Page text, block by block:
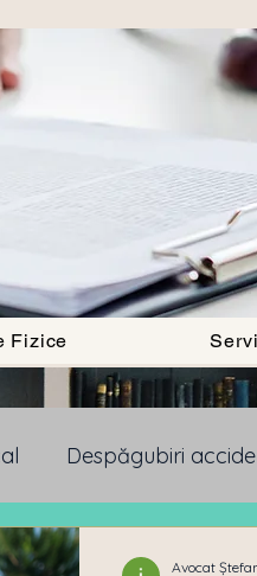
Fizice
Despăgubiri
Cetatenie Romana
Avocat